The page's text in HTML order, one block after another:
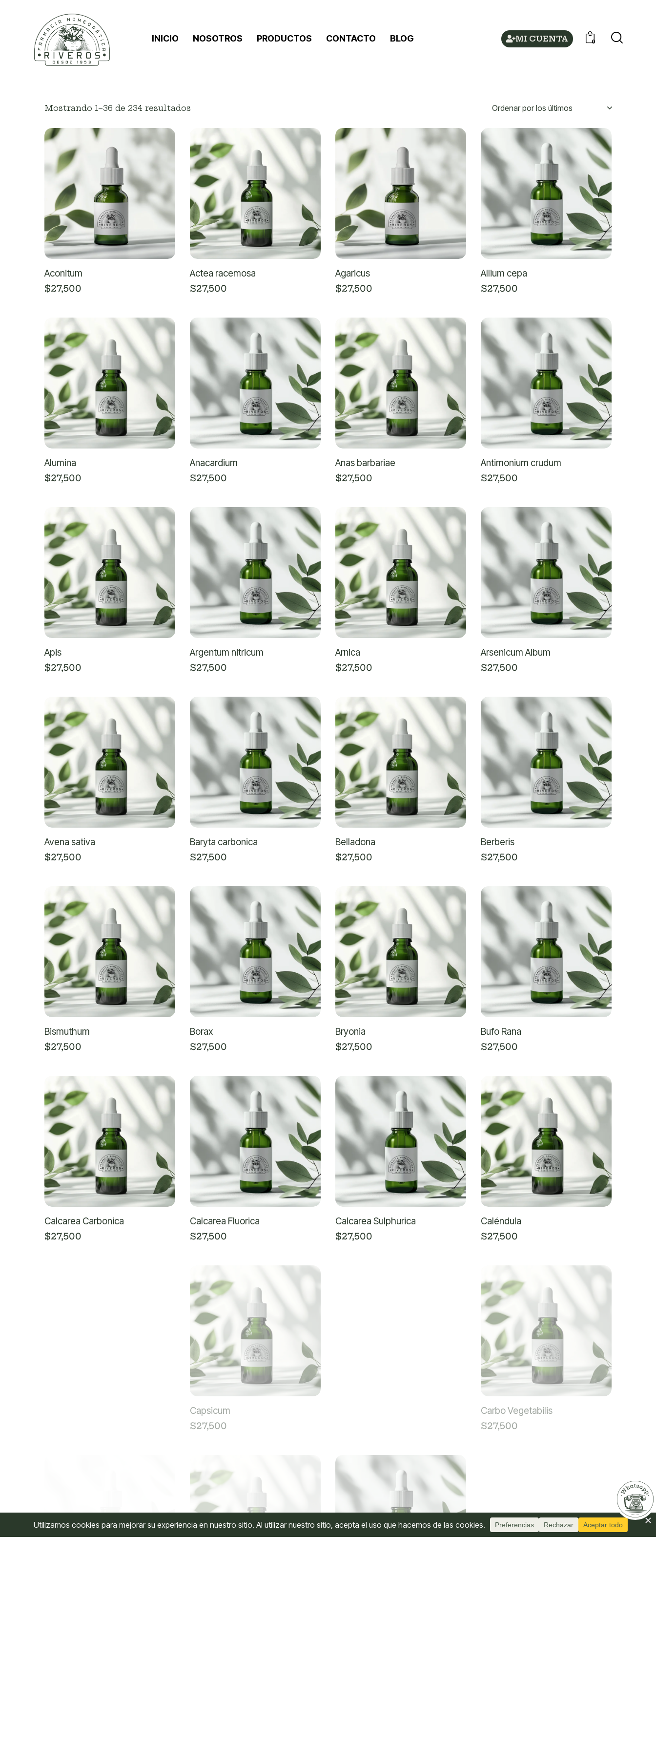
INICIO NOSOTROS PRODUCTOS CONTACTO BLOG MI CUENTA 0
Mostrando 1–36 de 234 resultados
Aconitum
$27,500
Actea racemosa
$27,500
Agaricus
$27,500
Allium cepa
$27,500
Alumina
$27,500
Anacardium
$27,500
Anas barbariae
$27,500
Antimonium crudum
$27,500
Apis
$27,500
Argentum nitricum
$27,500
Arnica
$27,500
Arsenicum Album
$27,500
Avena sativa
$27,500
Baryta carbonica
$27,500
Belladona
$27,500
Berberis
$27,500
Bismuthum
$27,500
Borax
$27,500
Bryonia
$27,500
Bufo Rana
$27,500
Calcarea Carbonica
$27,500
Calcarea Fluorica
$27,500
Calcarea Sulphurica
$27,500
Caléndula
$27,500
Capsicum
$27,500
Carbo Vegetabilis
$27,500